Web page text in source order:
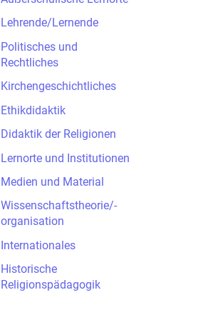
Lehrende/Lernende
Politisches und
Rechtliches
Kirchengeschichtliches
Ethikdidaktik
Didaktik der Religionen
Lernorte und Institutionen
Medien und Material
Wissenschaftstheorie/-
organisation
Internationales
Historische
Religionspädagogik